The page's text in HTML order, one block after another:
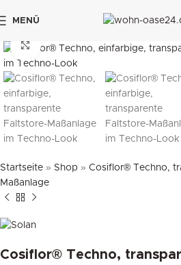
MENÜ
klicken um zu vergrößern
Startseite » Shop » Cosiflor® Techno,
Maßanlage
Cosiflor® Techno,